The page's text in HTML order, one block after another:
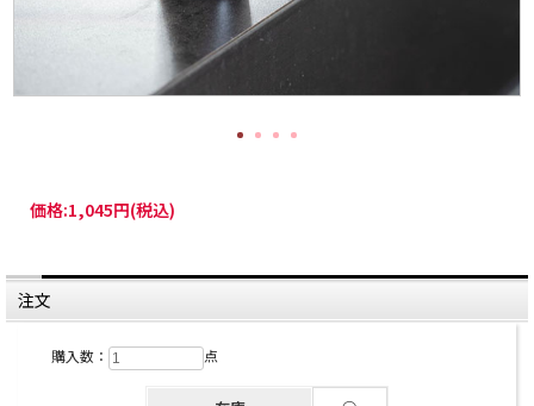
価格:1,045円(税込)
注文
購入数： 点